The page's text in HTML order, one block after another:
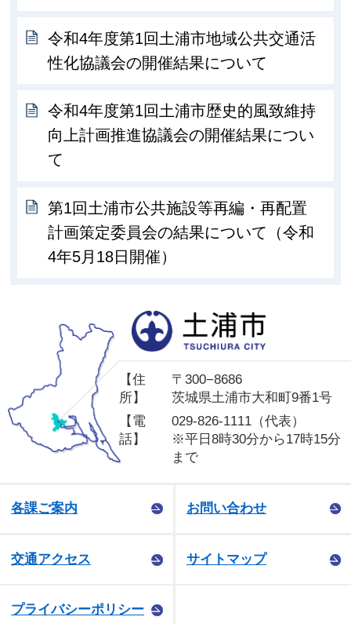
令和4年度第1回土浦市地域公共交通活
性化協議会の開催結果について
令和4年度第1回土浦市歴史的風致維持
向上計画推進協議会の開催結果につい
て
第1回土浦市公共施設等再編・再配置
計画策定委員会の結果について（令和
4年5月18日開催）
【住
所】
〒300−8686
茨城県土浦市大和町9番1号
【電
話】
029-826-1111（代表）
※平日8時30分から17時15分
まで
各課ご案内 お問い合わせ
交通アクセス サイトマップ
プライバシーポリシー